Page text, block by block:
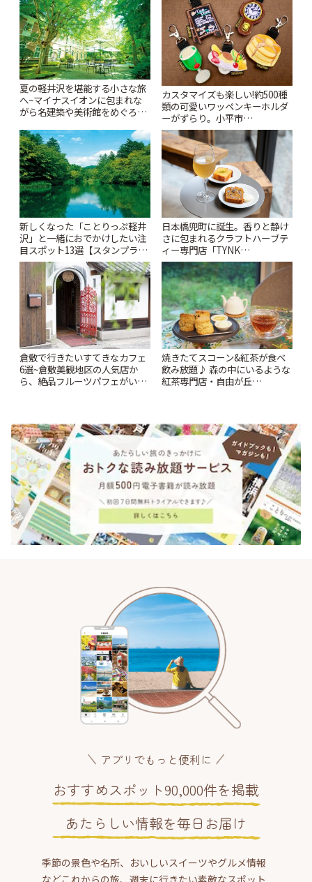
夏の軽井沢を堪能する小さな旅
へ~マイナスイオンに包まれな
がら名建築や美術館をめぐろう
カスタマイズも楽しい!約500種
類の可愛いワッペンキーホルダ
ーがずらり。小平市
「Kimamaya T&K」 | ことりっ
ぷ
新しくなった「ことりっぷ軽井
沢」と一緒におでかけしたい注
目スポット13選【スタンプラリ
ー開催中】 | ことりっぷ
日本橋兜町に誕生。香りと静け
さに包まれるクラフトハーブテ
ィー専門店「TYNK
Kabutocho」 | ことりっぷ
倉敷で行きたいすてきなカフェ
6選~倉敷美観地区の人気店か
ら、絶品フルーツパフェがいた
焼きたてスコーン&紅茶が食べ
飲み放題♪ 森の中にいるような
紅茶専門店・自由が丘
アプリでもっと便利に
おすすめスポット90,000件を掲載
あたらしい情報を毎日お届け
季節の景色や名所、おいしいスイーツやグルメ情報
などこれからの旅、週末に行きたい素敵なスポット